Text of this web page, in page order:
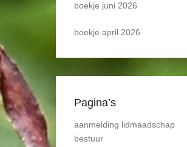
boekje juni 2026
boekje april 2026
Pagina’s
aanmelding lidmaadschap
bestuur